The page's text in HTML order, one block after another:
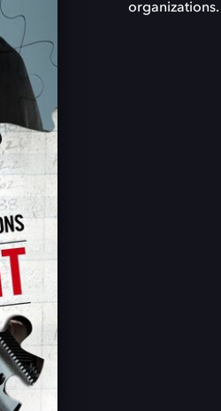
organizations.